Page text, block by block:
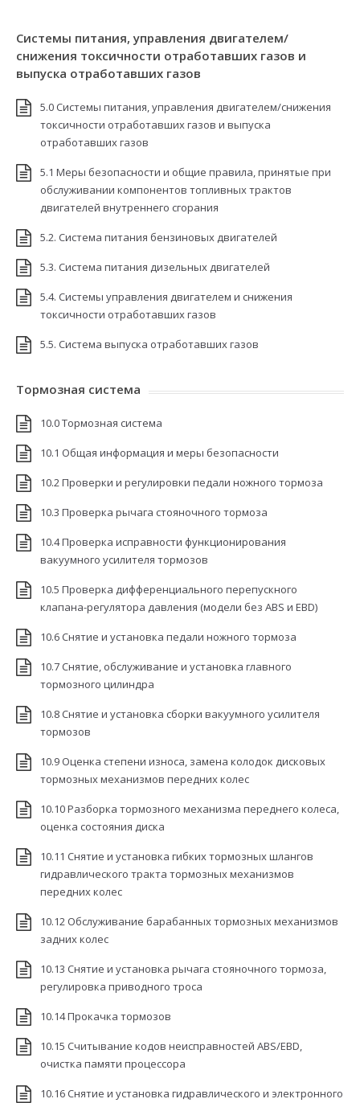
Системы питания, управления двигателем/
снижения токсичности отработавших газов и
выпуска отработавших газов
5.0 Системы питания, управления двигателем/снижения
токсичности отработавших газов и выпуска
отработавших газов
5.1 Меры безопасности и общие правила, принятые при
обслуживании компонентов топливных трактов
двигателей внутреннего сгорания
5.2. Система питания бензиновых двигателей
5.3. Система питания дизельных двигателей
5.4. Системы управления двигателем и снижения
токсичности отработавших газов
5.5. Система выпуска отработавших газов
Тормозная система
10.0 Тормозная система
10.1 Общая информация и меры безопасности
10.2 Проверки и регулировки педали ножного тормоза
10.3 Проверка рычага стояночного тормоза
10.4 Проверка исправности функционирования
вакуумного усилителя тормозов
10.5 Проверка дифференциального перепускного
клапана-регулятора давления (модели без ABS и EBD)
10.6 Снятие и установка педали ножного тормоза
10.7 Снятие, обслуживание и установка главного
тормозного цилиндра
10.8 Снятие и установка сборки вакуумного усилителя
тормозов
10.9 Оценка степени износа, замена колодок дисковых
тормозных механизмов передних колес
10.10 Разборка тормозного механизма переднего колеса,
оценка состояния диска
10.11 Снятие и установка гибких тормозных шлангов
гидравлического тракта тормозных механизмов
передних колес
10.12 Обслуживание барабанных тормозных механизмов
задних колес
10.13 Снятие и установка рычага стояночного тормоза,
регулировка приводного троса
10.14 Прокачка тормозов
10.15 Считывание кодов неисправностей ABS/EBD,
очистка памяти процессора
10.16 Снятие и установка гидравлического и электронного